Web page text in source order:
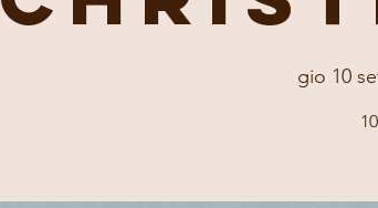
gio 10